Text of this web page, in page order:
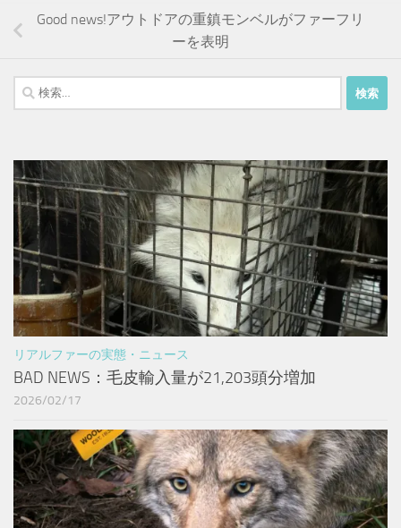
Good news!アウトドアの重鎮モンベルがファーフリ
ーを表明
検
索:
リアルファーの実態・ニュース
BAD NEWS：毛皮輸入量が21,203頭分増加
2026/02/17